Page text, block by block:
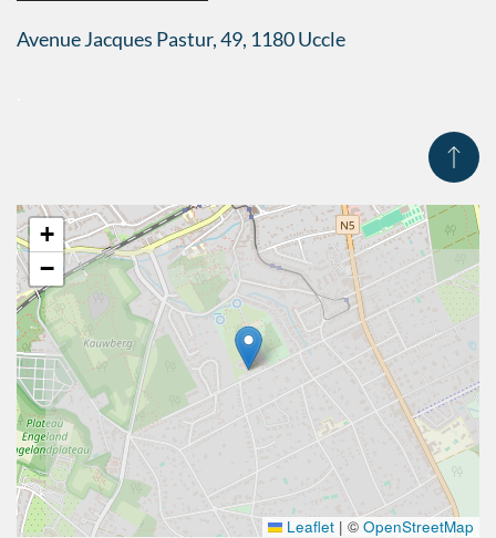
Avenue Jacques Pastur, 49, 1180 Uccle
+
−
Leaflet | © OpenStreetMap